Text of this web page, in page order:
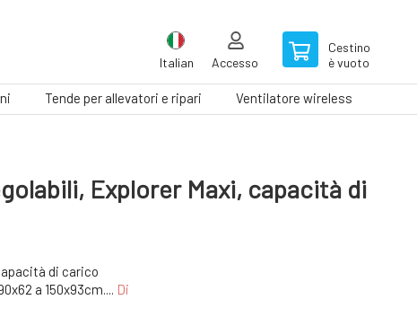
Italian Accesso
Cestino
è vuoto
Tende per allevatori e ripari Ventilatore wireless
Explorer Maxi, capacità di
di carico
a 150x93cm.... Di